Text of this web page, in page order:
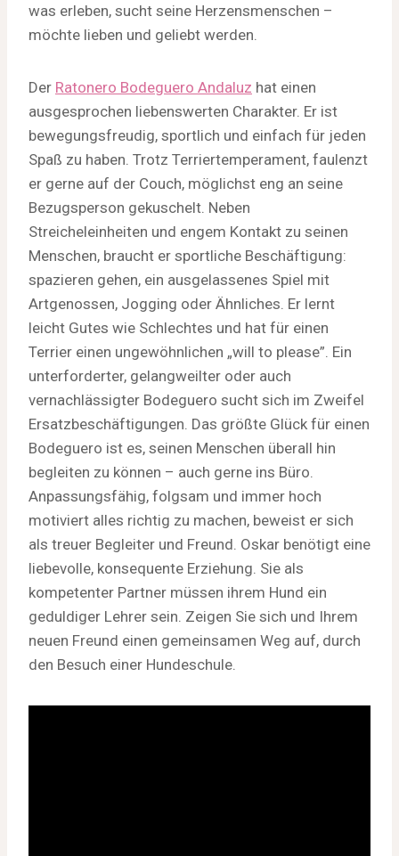
was erleben, sucht seine Herzensmenschen –
möchte lieben und geliebt werden.
Der Ratonero Bodeguero Andaluz hat einen
ausgesprochen liebenswerten Charakter. Er ist
bewegungsfreudig, sportlich und einfach für jeden
Spaß zu haben. Trotz Terriertemperament, faulenzt
er gerne auf der Couch, möglichst eng an seine
Bezugsperson gekuschelt. Neben
Streicheleinheiten und engem Kontakt zu seinen
Menschen, braucht er sportliche Beschäftigung:
spazieren gehen, ein ausgelassenes Spiel mit
Artgenossen, Jogging oder Ähnliches. Er lernt
leicht Gutes wie Schlechtes und hat für einen
Terrier einen ungewöhnlichen „will to please”. Ein
unterforderter, gelangweilter oder auch
vernachlässigter Bodeguero sucht sich im Zweifel
Ersatzbeschäftigungen. Das größte Glück für einen
Bodeguero ist es, seinen Menschen überall hin
begleiten zu können – auch gerne ins Büro.
Anpassungsfähig, folgsam und immer hoch
motiviert alles richtig zu machen, beweist er sich
als treuer Begleiter und Freund. Oskar benötigt eine
liebevolle, konsequente Erziehung. Sie als
kompetenter Partner müssen ihrem Hund ein
geduldiger Lehrer sein. Zeigen Sie sich und Ihrem
neuen Freund einen gemeinsamen Weg auf, durch
den Besuch einer Hundeschule.